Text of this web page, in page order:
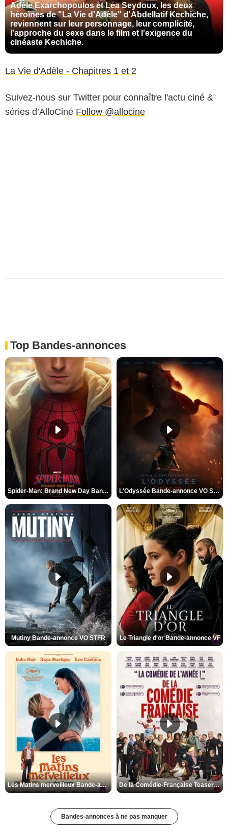
Adèle Exarchopoulos et Léa Seydoux, les deux
héroïnes de "La Vie d'Adèle" d'Abdellatif Kechiche,
reviennent sur leur personnage, leur complicité,
l'approche du sexe dans le film et l'exigence du
cinéaste Kechiche.
La Vie d'Adèle - Chapitres 1 et 2
Suivez-nous sur Twitter pour connaître l'actu ciné &
séries d’AlloCiné Follow @allocine
Top Bandes-annonces
Spider-Man: Brand New Day Bande-annonce VO STFR L'Odyssée Bande-annonce VO STFR
Mutiny Bande-annonce VO STFR Le Triangle d'or Bande-annonce VF
Les Matins merveilleux Bande-annonce VF De la Comédie-Française Teaser VF
Bandes-annonces à ne pas manquer